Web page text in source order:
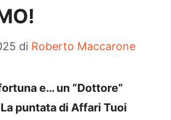
di Roberto Maccarone
e… un “Dottore”
puntata di Affari Tuoi